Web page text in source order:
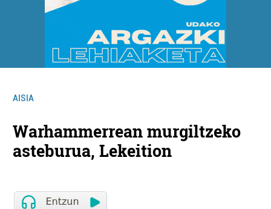
AISIA
Warhammerrean murgiltzeko
asteburua, Lekeition